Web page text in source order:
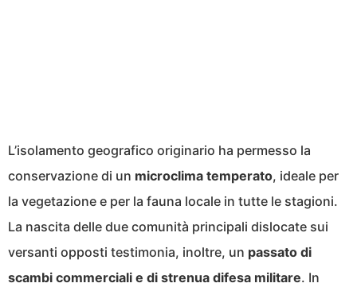
L’isolamento geografico originario ha permesso la
conservazione di un microclima temperato, ideale per
la vegetazione e per la fauna locale in tutte le stagioni.
La nascita delle due comunità principali dislocate sui
versanti opposti testimonia, inoltre, un passato di
scambi commerciali e di strenua difesa militare. In